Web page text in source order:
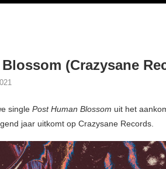
(Crazysane
single Post Human Blossom uit het
jaar uitkomt op Crazysane Records.